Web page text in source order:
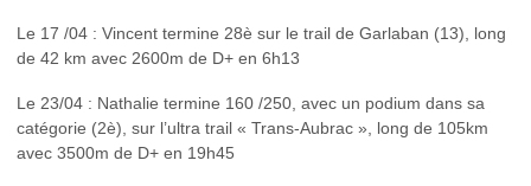
Le 17 /04 : Vincent termine 28è sur le trail de Garlaban (13), long
de 42 km avec 2600m de D+ en 6h13
Le 23/04 : Nathalie termine 160 /250, avec un podium dans sa
catégorie (2è), sur l’ultra trail « Trans-Aubrac », long de 105km
avec 3500m de D+ en 19h45